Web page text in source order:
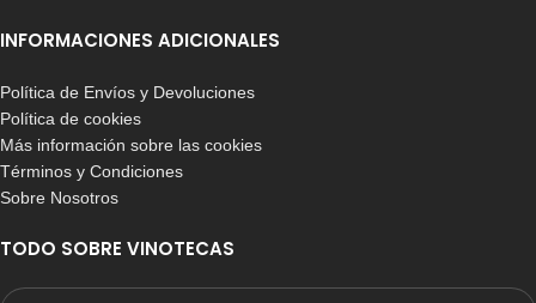
INFORMACIONES ADICIONALES
Política de Envíos y Devoluciones
Política de cookies
Más información sobre las cookies
Términos y Condiciones
Sobre Nosotros
TODO SOBRE VINOTECAS